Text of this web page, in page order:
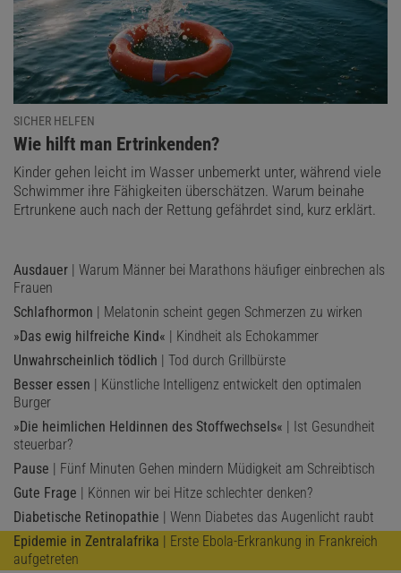
SICHER HELFEN
:
Wie hilft man Ertrinkenden?
Kinder gehen leicht im Wasser unbemerkt unter, während viele
Schwimmer ihre Fähigkeiten überschätzen. Warum beinahe
Ertrunkene auch nach der Rettung gefährdet sind, kurz erklärt.
Ausdauer | Warum Männer bei Marathons häufiger einbrechen als
Frauen
Schlafhormon | Melatonin scheint gegen Schmerzen zu wirken
»Das ewig hilfreiche Kind« | Kindheit als Echokammer
Unwahrscheinlich tödlich | Tod durch Grillbürste
Besser essen | Künstliche Intelligenz entwickelt den optimalen
Burger
»Die heimlichen Heldinnen des Stoffwechsels« | Ist Gesundheit
steuerbar?
Pause | Fünf Minuten Gehen mindern Müdigkeit am Schreibtisch
Gute Frage | Können wir bei Hitze schlechter denken?
Diabetische Retinopathie | Wenn Diabetes das Augenlicht raubt
Epidemie in Zentralafrika | Erste Ebola-Erkrankung in Frankreich
aufgetreten